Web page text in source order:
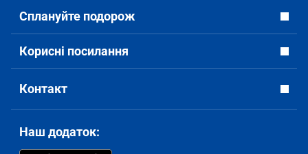
Сплануйте подорож
Корисні посилання
Контакт
Наш додаток: